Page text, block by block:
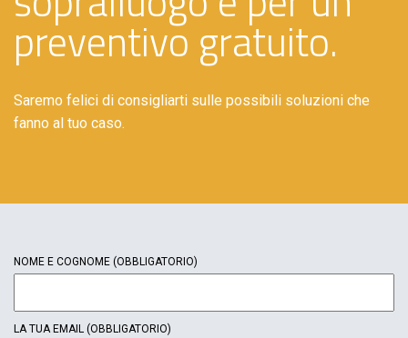
preventivo gratuito.
Saremo felici di consigliarti sulle possibili soluzioni che
fanno al tuo caso.
NOME E COGNOME (OBBLIGATORIO)
LA TUA EMAIL (OBBLIGATORIO)